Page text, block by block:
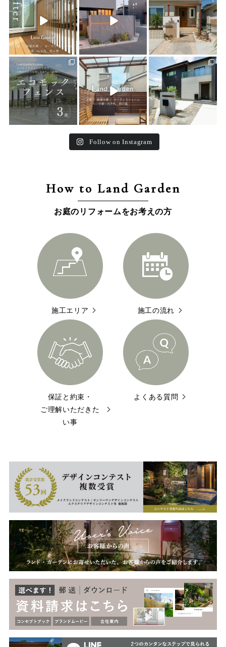
22 0 22 0 25 0
land_garden
15 0
land_garden
32 0
land_garden
24 0
Follow on Instagram
How to Land Garden
お庭のリフォームをお考えの方
施工エリア 施工の流れ
保証と約束・
ご理解いただきた
い事
よくある質問